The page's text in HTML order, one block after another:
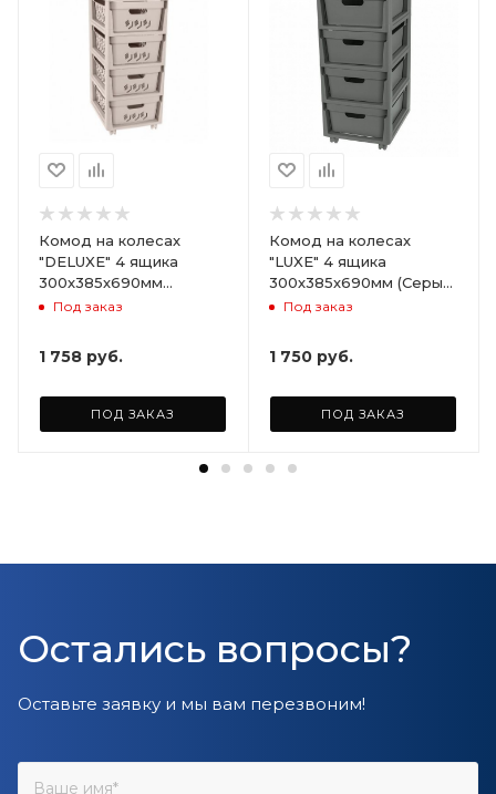
Комод на колесах
"DELUXE" 4 ящика
300х385х690мм
(Светло-бежевый)
Под заказ
1 758 руб.
ПОД ЗАКАЗ
Комод на колесах
"LUXE" 4 ящика
300х385х690мм (Серый)
ARD258086
Под заказ
1 750 руб.
ПОД ЗАКАЗ
Остались вопросы?
Оставьте заявку и мы вам перезвоним!